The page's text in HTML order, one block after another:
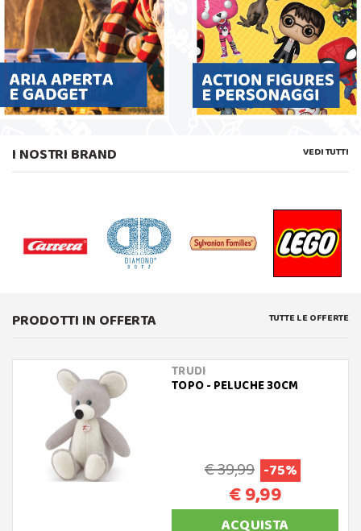
I NOSTRI BRAND VEDI TUTTI
PRODOTTI IN OFFERTA TUTTE LE OFFERTE
TRUDI
TOPO - PELUCHE 30CM
€ 39,99 -75%
€ 9,99
ACQUISTA